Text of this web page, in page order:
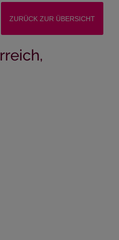
ZURÜCK ZUR ÜBERSICHT